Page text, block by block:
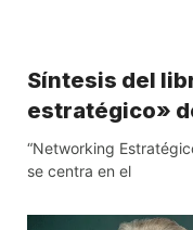
Síntesis del
estratégico»
“Networking
se centra en el